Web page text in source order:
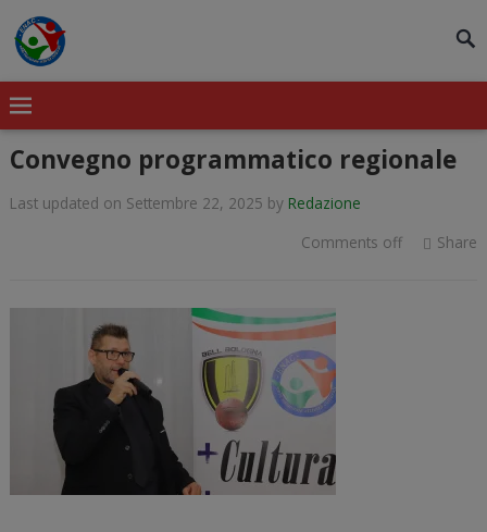
Convegno programmatico regionale
Last updated on Settembre 22, 2025 by Redazione
Comments off
Share